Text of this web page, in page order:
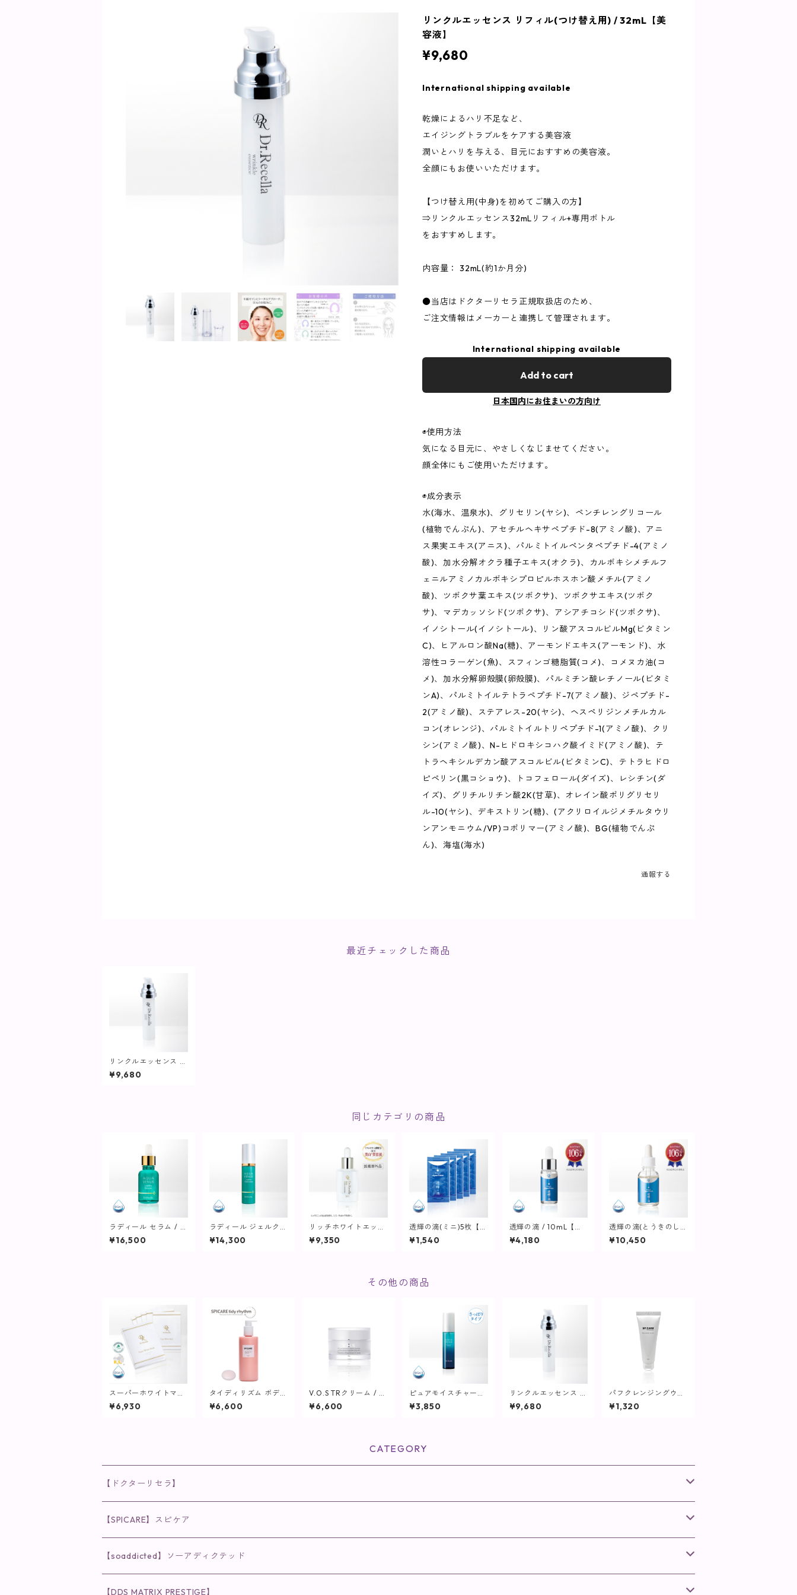
リンクルエッセンス リフィル(つけ替え用) / 32mL【美
容液】
¥9,680
International shipping available
乾燥によるハリ不足など、
エイジングトラブルをケアする美容液
潤いとハリを与える、目元におすすめの美容液。
全顔にもお使いいただけます。
【つけ替え用(中身)を初めてご購入の方】
⇒リンクルエッセンス32mLリフィル+専用ボトル
をおすすめします。
内容量： 32mL(約1か月分)
●当店はドクターリセラ正規取扱店のため、
ご注文情報はメーカーと連携して管理されます。
International shipping available
Add to cart
日本国内にお住まいの方向け
◉使用方法
気になる目元に、やさしくなじませてください。
顔全体にもご使用いただけます。
◉成分表示
水(海水、温泉水)、グリセリン(ヤシ)、ペンチレングリコール
(植物でんぷん)、アセチルヘキサペプチド-8(アミノ酸)、アニ
ス果実エキス(アニス)、パルミトイルペンタペプチド-4(アミノ
酸)、加水分解オクラ種子エキス(オクラ)、カルボキシメチルフ
ェニルアミノカルボキシプロピルホスホン酸メチル(アミノ
酸)、ツボクサ葉エキス(ツボクサ)、ツボクサエキス(ツボク
サ)、マデカッソシド(ツボクサ)、アシアチコシド(ツボクサ)、
イノシトール(イノシトール)、リン酸アスコルビルMg(ビタミン
C)、ヒアルロン酸Na(糖)、アーモンドエキス(アーモンド)、水
溶性コラーゲン(魚)、スフィンゴ糖脂質(コメ)、コメヌカ油(コ
メ)、加水分解卵殻膜(卵殻膜)、パルミチン酸レチノール(ビタミ
ンA)、パルミトイルテトラペプチド-7(アミノ酸)、ジペプチド-
2(アミノ酸)、ステアレス-20(ヤシ)、ヘスペリジンメチルカル
コン(オレンジ)、パルミトイルトリペプチド-1(アミノ酸)、クリ
シン(アミノ酸)、N-ヒドロキシコハク酸イミド(アミノ酸)、テ
トラヘキシルデカン酸アスコルビル(ビタミンC)、テトラヒドロ
ピペリン(黒コショウ)、トコフェロール(ダイズ)、レシチン(ダ
イズ)、グリチルリチン酸2K(甘草)、オレイン酸ポリグリセリ
ル-10(ヤシ)、デキストリン(糖)、(アクリロイルジメチルタウリ
ンアンモニウム/VP)コポリマー(アミノ酸)、BG(植物でんぷ
ん)、海塩(海水)
通報する
最近チェックした商品
リンクルエッセンス リ
フィル(つけ替え用) /
32mL【美容液】
¥9,680
同じカテゴリの商品
ラディール セラム / 3
0mL【美容液】
¥16,500
ラディール ジェルクリ
ーム / 50g【美容クリ
ーム】
¥14,300
リッチホワイトエッセ
ンス / 30mL【美容
液】
¥9,350
透輝の滴(ミニ)5枚【美
容液】
¥1,540
透輝の滴 / 10mL【美
容液】
¥4,180
透輝の滴(とうきのし
ずく) 30mL【美容
液】
¥10,450
その他の商品
スーパーホワイトマス
ク5枚入【マスクパッ
ク】
¥6,930
タイディリズム ボディ
クリーム / 500ml【S
PICARE】
¥6,600
V.O.S TRクリーム / 5
0g【SPICARE】
¥6,600
ピュアモイスチャーウ
ォーター/ 60mL【化
粧水/さっぱりタイ
¥3,850
リンクルエッセンス リ
フィル(つけ替え用) /
32mL【美容液】
¥9,680
パフクレンジングウォ
ッシュ / 50ml【SPIC
ARE】
¥1,320
CATEGORY
【ドクターリセラ】
◉AQUA VENUS
クレンジング・洗顔
化粧水
◉VI PLANTE
リキッド
◉ナチュリスティーアクレス
【SPICARE】スピケア
◉V3シリーズ
ファンデーション・ベース
◉V3 VSPIC C Line
【soaddicted】ソーアディクテッド
ラッシュアディクト
【DDS MATRIX PRESTIGE】